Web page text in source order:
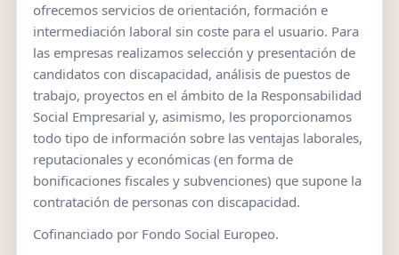
ofrecemos servicios de orientación, formación e
intermediación laboral sin coste para el usuario. Para
las empresas realizamos selección y presentación de
candidatos con discapacidad, análisis de puestos de
trabajo, proyectos en el ámbito de la Responsabilidad
Social Empresarial y, asimismo, les proporcionamos
todo tipo de información sobre las ventajas laborales,
reputacionales y económicas (en forma de
bonificaciones fiscales y subvenciones) que supone la
contratación de personas con discapacidad.
Cofinanciado por Fondo Social Europeo.